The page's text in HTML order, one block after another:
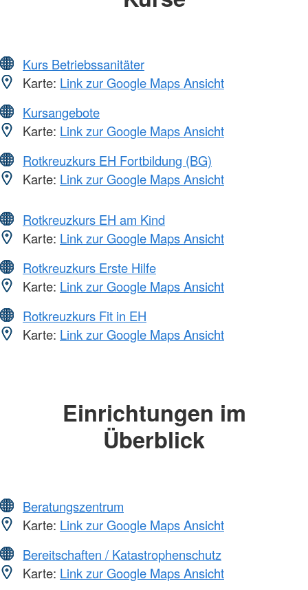
Kurs Betriebssanitäter
Karte: Link zur Google Maps Ansicht
Kursangebote
Karte: Link zur Google Maps Ansicht
Rotkreuzkurs EH Fortbildung (BG)
Karte: Link zur Google Maps Ansicht
Rotkreuzkurs EH am Kind
Karte: Link zur Google Maps Ansicht
Rotkreuzkurs Erste Hilfe
Karte: Link zur Google Maps Ansicht
Rotkreuzkurs Fit in EH
Karte: Link zur Google Maps Ansicht
Einrichtungen im
Überblick
Beratungszentrum
Karte: Link zur Google Maps Ansicht
Bereitschaften / Katastrophenschutz
Karte: Link zur Google Maps Ansicht